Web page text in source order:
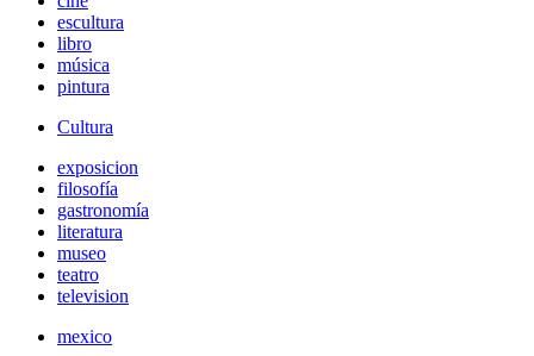
escultura
libro
música
pintura
Cultura
exposicion
filosofía
gastronomía
literatura
museo
teatro
television
mexico